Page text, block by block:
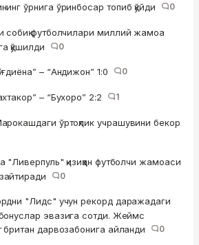
ўрнига ўринбосар топиб қўйди 0
собиқ футболчилари миллий жамоа
қўшилди
0
– “Андижон” 1:0 0
– “Бухоро” 2:2 1
ўртоқлик учрашувини бекор
"Ливерпуль" қизиққан футболчи жамоаси
0
"Лидс" учун рекорд даражадаги
эвазига сотди. Жеймс
британ дарвозабонига айланди
0